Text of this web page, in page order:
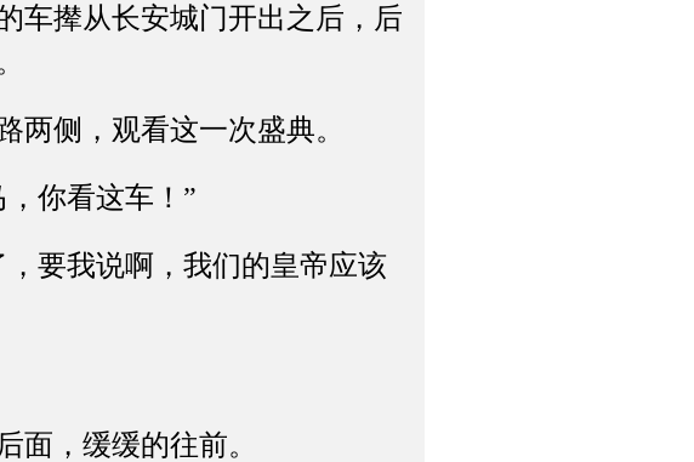
撵从长安城门开出之后，后
侧，观看这一次盛典。
你看这车！”
要我说啊，我们的皇帝应该
，缓缓的往前。